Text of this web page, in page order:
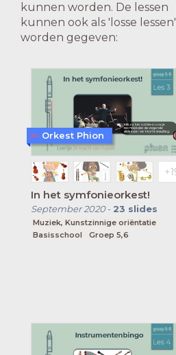
kunnen worden. De lessen
kunnen ook als 'losse lessen'
worden gegeven:
In het symfonieorkest!
September 2020- 23 slides
Muziek, Kunstzinnige oriëntatie
Basisschool
Groep 5,6
Orkest Phion